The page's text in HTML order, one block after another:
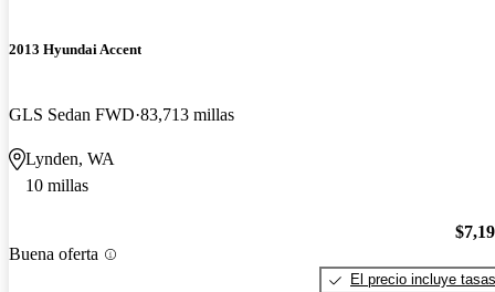
2013 Hyundai Accent
GLS Sedan FWD 83,713 millas
Lynden, WA
10 millas
Buena oferta
El precio incluye tasas